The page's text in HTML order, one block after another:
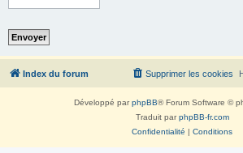
Index du forum Supprimer les cookies
Développé parphpBB® Forum Software ©
Traduit parphpBB-fr.com
Confidentialité | Conditions